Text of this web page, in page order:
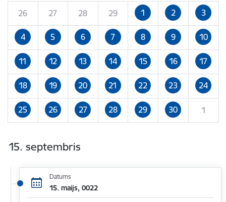
26
27 28 29 1 2 3
4 5 6 7 8 9 10
11 12 13 14 15 16 17
18 19 20 21 22 23 24
25 26 27 28 29 30 1
15. septembris
Datums
15. maijs, 0022